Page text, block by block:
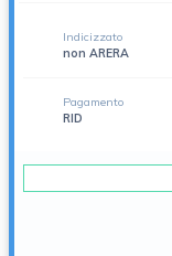
Indicizzato
non ARERA
Pagamento
RID